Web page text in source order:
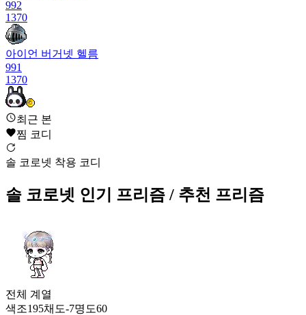
992
1370
아이언 버거넷 헬름
991
1370
스켈레톤 래빗
991
1372
애교둥이 금동님
1373
1374
솔 코로넷
978
1375
최근 본
찜 코디
솔 코로넷 착용 코디
솔 코로넷 인기 프리즘 / 추천 프리즘
전체 계열
색조195채도-7명도60